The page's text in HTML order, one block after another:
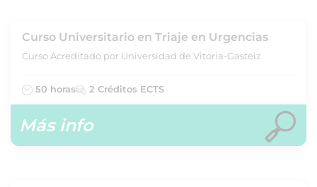
Curso Universitario en Triaje en Urgencias
Curso Acreditado por Universidad de Vitoria-Gasteiz
50 horas 2 Créditos ECTS
Más info